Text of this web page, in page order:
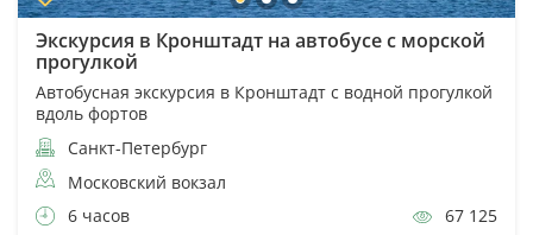
Экскурсия в Кронштадт на автобусе с морской
прогулкой
Автобусная экскурсия в Кронштадт с водной прогулкой
вдоль фортов
Санкт-Петербург
Московский вокзал
6 часов
67 125